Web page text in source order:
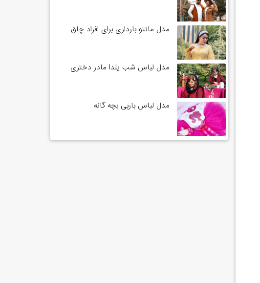
مدل مانتو بارداری برای افراد چاق
مدل لباس شب یلدا مادر دختری
مدل لباس باربی بچه گانه